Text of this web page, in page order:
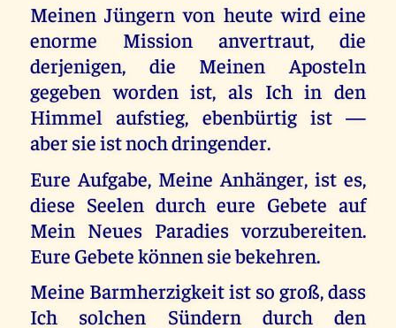
Meinen Jüngern von heute wird eine
enorme Mission anvertraut, die
derjenigen, die Meinen Aposteln
gegeben worden ist, als Ich in den
Himmel aufstieg, ebenbürtig ist —
aber sie ist noch dringender.
Eure Aufgabe, Meine Anhänger, ist es,
diese Seelen durch eure Gebete auf
Mein Neues Paradies vorzubereiten.
Eure Gebete können sie bekehren.
Meine Barmherzigkeit ist so groß, dass
Ich solchen Sündern durch den